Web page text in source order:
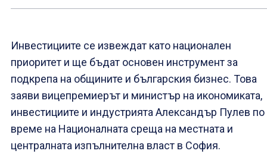
Инвестициите се извеждат като национален
приоритет и ще бъдат основен инструмент за
подкрепа на общините и българския бизнес. Това
заяви вицепремиерът и министър на икономиката,
инвестициите и индустрията Александър Пулев по
време на Националната среща на местната и
централната изпълнителна власт в София.